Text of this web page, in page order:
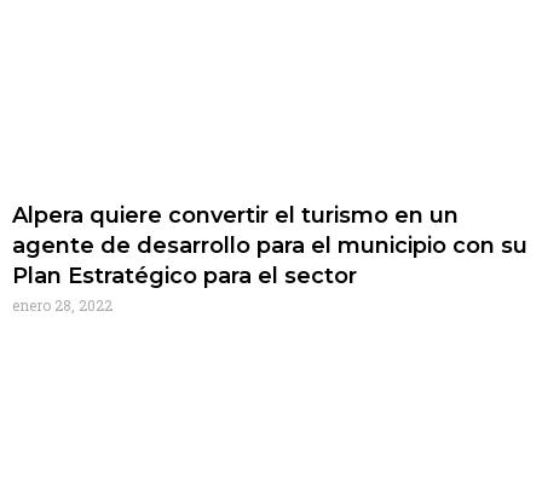
Alpera quiere convertir el turismo en un
agente de desarrollo para el municipio con su
Plan Estratégico para el sector
enero 28, 2022